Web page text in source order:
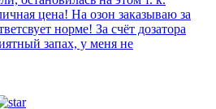
цена! На озон заказываю за
норме! За счёт дозатора
запах, у меня не